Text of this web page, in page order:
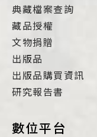
典藏檔案查詢
藏品授權
文物捐贈
出版品
出版品購買資訊
研究報告書
數位平台